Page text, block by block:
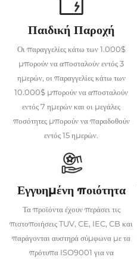
Παιδική Παροχή
Οι παραγγελίες κάτω των 1.000$
μπορούν να αποσταλούν εντός 3
ημερών, οι παραγγελίες κάτω των
10.000$ μπορούν να αποσταλούν
εντός 7 ημερών και οι μεγάλες
ποσότητες μπορούν να παραδοθούν
εντός 15 ημερών.
Εγγυημένη ποιότητα
Τα προϊόντα έχουν περάσει τις
πιστοποιήσεις TUV, CE, IEC, CB και
παράγονται αυστηρά σύμφωνα με τα
πρότυπα ISO9001 για να